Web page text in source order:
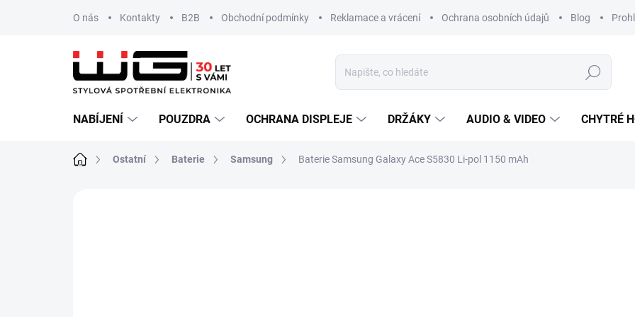
O nás Kontakty B2B Obchodní podmínky Reklamace a vrácení Ochrana osobních údajů Blog
Hledat
NABÍJENÍ POUZDRA OCHRANA DISPLEJE DRŽÁKY AUDIO & VIDEO CHYTRÉ
Domů Ostatní Baterie Samsung Baterie Samsung Galaxy Ace S5830 Li-pol 1150 mAh